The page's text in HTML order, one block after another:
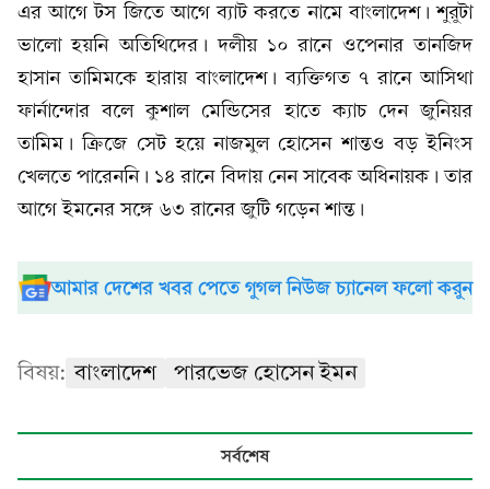
এর আগে টস জিতে আগে ব্যাট করতে নামে বাংলাদেশ। শুরুটা
ভালো হয়নি অতিথিদের। দলীয় ১০ রানে ওপেনার তানজিদ
হাসান তামিমকে হারায় বাংলাদেশ। ব্যক্তিগত ৭ রানে আসিথা
ফার্নান্দোর বলে কুশাল মেন্ডিসের হাতে ক্যাচ দেন জুনিয়র
তামিম। ক্রিজে সেট হয়ে নাজমুল হোসেন শান্তও বড় ইনিংস
খেলতে পারেননি। ১৪ রানে বিদায় নেন সাবেক অধিনায়ক। তার
আগে ইমনের সঙ্গে ৬৩ রানের জুটি গড়েন শান্ত।
আমার দেশের খবর পেতে গুগল নিউজ চ্যানেল ফলো করুন
বিষয়: বাংলাদেশ পারভেজ হোসেন ইমন
সর্বশেষ